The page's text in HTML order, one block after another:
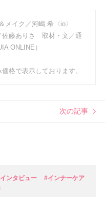
メイク／河嶋 希〈io〉
藤ありさ 取材・文／通
ONLINE）
格で表示しております。
次の記事
ンタビュー
#インナーケア